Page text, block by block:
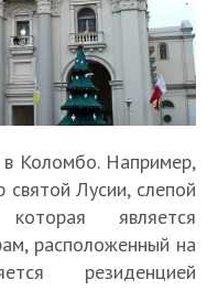
в Коломбо. Например,
Лусии, слепой
является
расположенный на
резиденцией